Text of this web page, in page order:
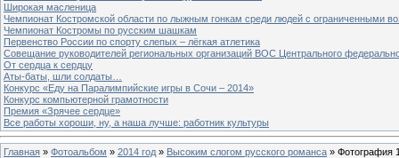
Широкая масленица
Чемпионат Костромской области по лыжным гонкам среди людей с ограниченными
Чемпионат Костромы по русским шашкам
Первенство России по спорту слепых – лёгкая атлетика
Совещание руководителей региональных организаций ВОС Центрального
От сердца к сердцу
Аты-баты, шли солдаты…
Конкурс «Еду на Паралимпийские игры в Сочи – 2014»
Конкурс компьютерной грамотности
Премия «Зрячее сердце»
Все работы хороши, ну, а наша лучше: работник культуры
Главная » Фотоальбом » 2014 год » Высоким слогом русского романса » Фотография